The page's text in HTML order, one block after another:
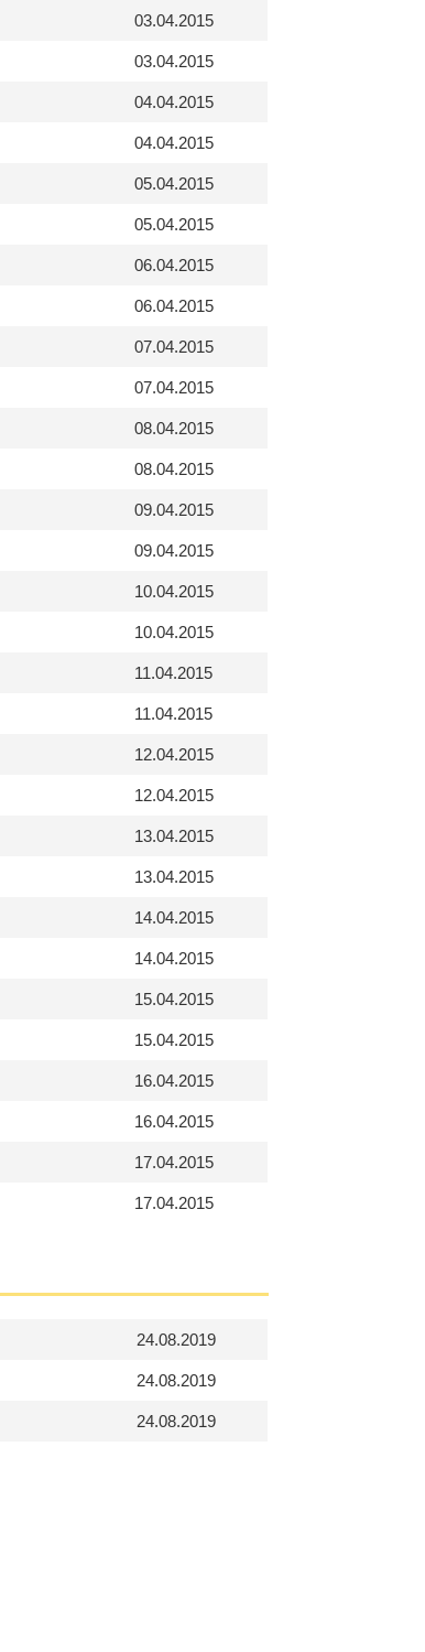
03.04.2015
03.04.2015
04.04.2015
04.04.2015
05.04.2015
05.04.2015
06.04.2015
06.04.2015
07.04.2015
07.04.2015
08.04.2015
08.04.2015
09.04.2015
09.04.2015
10.04.2015
10.04.2015
11.04.2015
11.04.2015
12.04.2015
12.04.2015
13.04.2015
13.04.2015
14.04.2015
14.04.2015
15.04.2015
15.04.2015
16.04.2015
16.04.2015
17.04.2015
17.04.2015
24.08.2019
24.08.2019
24.08.2019